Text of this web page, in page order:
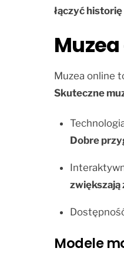
łączyć
Muzea online
Skuteczne
Dobre
zwiększają
Modele